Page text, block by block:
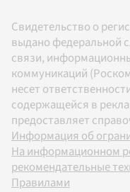
Свидетельство о
выдано федеральной
связи,
коммуникаций
несет
содержащейся в
предоставляет
Информация об
На информационном
рекомендательные
Правилами